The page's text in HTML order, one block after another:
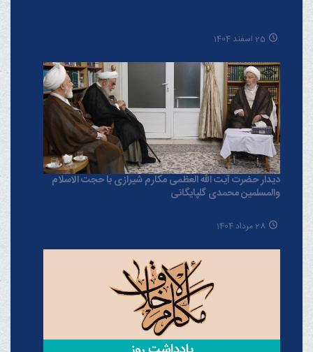
25 اسفند 1404
دیدار حضرت آیت الله العظمی مکارم شیرازی با حجت الاسلام
والمسلمین محمدی گلپایگانی
28 مرداد 1404